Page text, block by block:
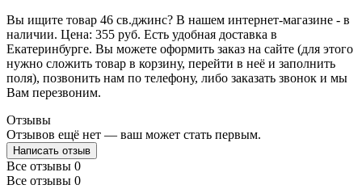
Вы ищите товар 46 св.джинс? В нашем интернет-магазине - в
наличии. Цена: 355 руб. Есть удобная доставка в
Екатеринбурге. Вы можете оформить заказ на сайте (для этого
нужно сложить товар в корзину, перейти в неё и заполнить
поля), позвонить нам по телефону, либо заказать звонок и мы
Вам перезвоним.
Отзывы
Отзывов ещё нет — ваш может стать первым.
Написать отзыв
Все отзывы 0
Все отзывы 0